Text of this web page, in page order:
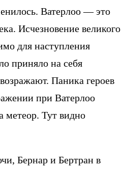
Ватерлоо — это
Исчезновение великого
для наступления
приняло на себя
Паника героев
при Ватерлоо
метеор. Тут видно
Бернар и Бертран в